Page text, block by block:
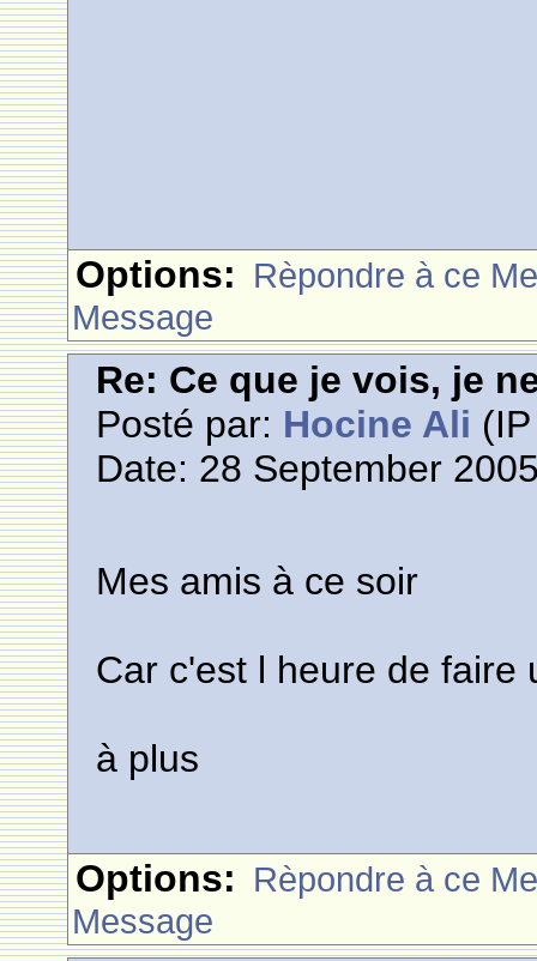
Options: Rèpondre à ce
Message
Re: Ce que je vois, je
Posté par: Hocine Ali
Date: 28 September
Mes amis à ce soir
Car c'est l heure de faire
à plus
Options: Rèpondre à ce
Message